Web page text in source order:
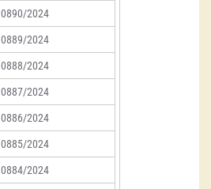
0890/2024
0889/2024
0888/2024
0887/2024
0886/2024
0885/2024
0884/2024